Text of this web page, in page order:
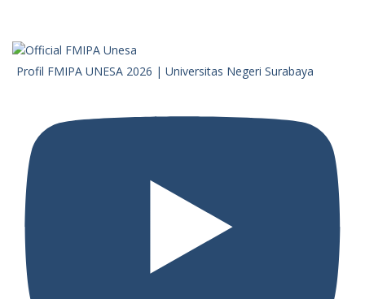
Profil FMIPA UNESA 2026 | Universitas Negeri Surabaya